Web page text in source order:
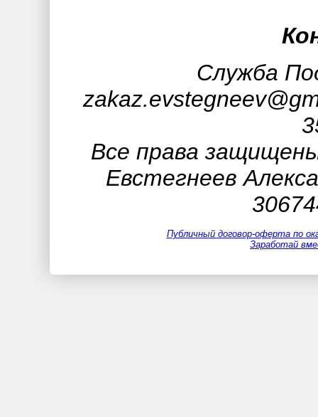
Служба
Все права
Евстегнеев
Публичный договор-оферта по
Заработай